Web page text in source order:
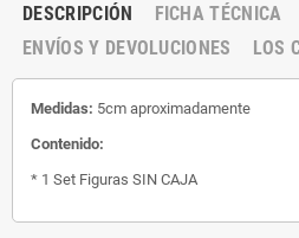
DESCRIPCIÓN
FICHA TÉCNICA
ENVÍOS Y DEVOLUCIONES
LOS
Medidas: 5cm aproximadamente
Contenido:
* 1 Set Figuras SIN CAJA